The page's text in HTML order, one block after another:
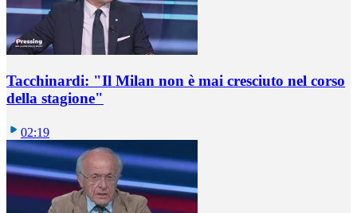
Tacchinardi: "Il Milan non è mai cresciuto nel corso
della stagione"
02:19